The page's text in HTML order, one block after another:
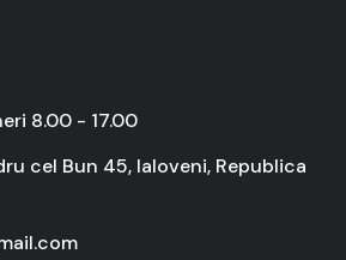
8.00 - 17.00
cel Bun 45, Ialoveni, Republica